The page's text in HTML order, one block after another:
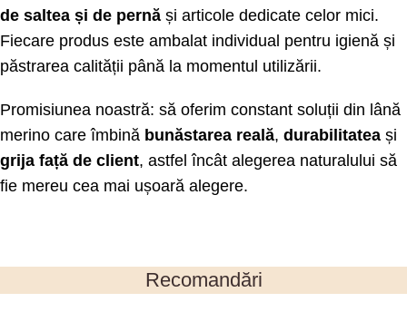
de saltea și de pernă și articole dedicate celor mici.
Fiecare produs este ambalat individual pentru igienă și
păstrarea calității până la momentul utilizării.
Promisiunea noastră: să oferim constant soluții din lână
merino care îmbină bunăstarea reală, durabilitatea și
grija față de client, astfel încât alegerea naturalului să
fie mereu cea mai ușoară alegere.
Recomandări